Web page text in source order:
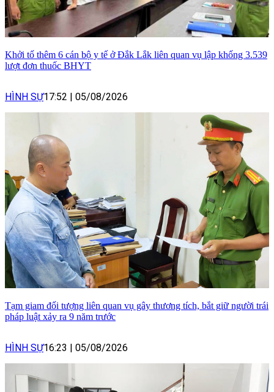
Khởi tố thêm 6 cán bộ y tế ở Đắk Lắk liên quan vụ lập khống 3.539
lượt đơn thuốc BHYT
HÌNH SỰ17:52 | 05/08/2026
Tạm giam đối tượng liên quan vụ gây thương tích, bắt giữ người trái
pháp luật xảy ra 9 năm trước
HÌNH SỰ16:23 | 05/08/2026